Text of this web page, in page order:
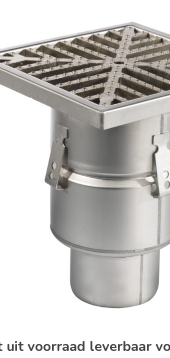
uit voorraad leverbaar